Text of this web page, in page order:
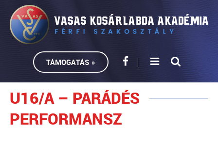
TÁMOGATÁS »
U16/A – PARÁDÉS
PERFORMANSZ